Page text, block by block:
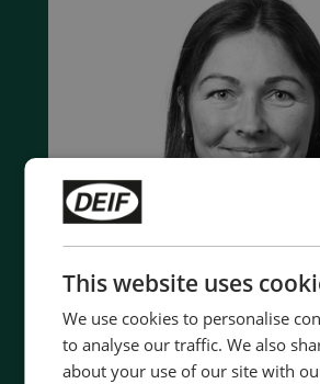
This website uses
We use cookies to personalise
to analyse our traffic. We also
about your use of our site with